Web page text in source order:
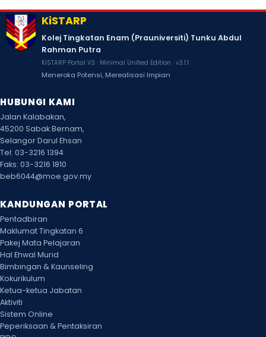
28
Ogos
2026
Ogos
CUTI SEKOLAH
SABTU
30
2026
CUTI SEKOLAH
31
Ogos
2026
HARI KEBANGSAAN
ISNIN
KiSTARP
Kolej Tingkatan Enam (Prauniversiti) Tunku Abdul
Rahman Putra
KiSTARP Portal V3 · Minimal Unified Edition · v3.1.1
Meneroka Potensi, Merealisasi Impian
HUBUNGI KAMI
Jalan Kalabakan,
45200 Sabak Bernam,
Selangor Darul Ehsan
Tel: 03-3216 1394
Faks: 03-3216 1810
beb6044@moe.gov.my
KANDUNGAN PORTAL
Pentadbiran
Maklumat Tingkatan 6
Pakej Mata Pelajaran
Hal Ehwal Murid
Bimbingan & Kaunseling
Kokurikulum
Ketua-ketua Jabatan
Aktiviti
Sistem Online
Peperiksaan & Pentaksiran